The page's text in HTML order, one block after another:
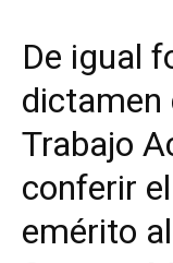
De igual
dictamen
Trabajo
conferir
emérito